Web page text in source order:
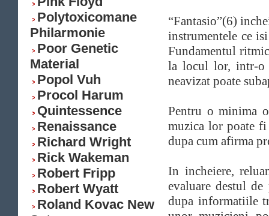
Polytoxicomane
Philarmonie
Poor Genetic
Material
Popol Vuh
Procol Harum
Quintessence
Renaissance
Richard Wright
Rick Wakeman
Robert Fripp
Robert Wyatt
Roland Kovac New
“Fantasio”(6)
instrumentele ce
Fundamentul
la locul lor, intr-o
neavizat poate
Pentru o minima
muzica lor poate
dupa cum afirma
In incheiere,
evaluare destul
dupa informatiile